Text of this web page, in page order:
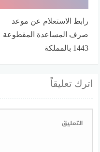
رابط الاستعلام عن موعد
صرف المساعدة المقطوعة
1443 بالمملكة
اترك تعليقاً